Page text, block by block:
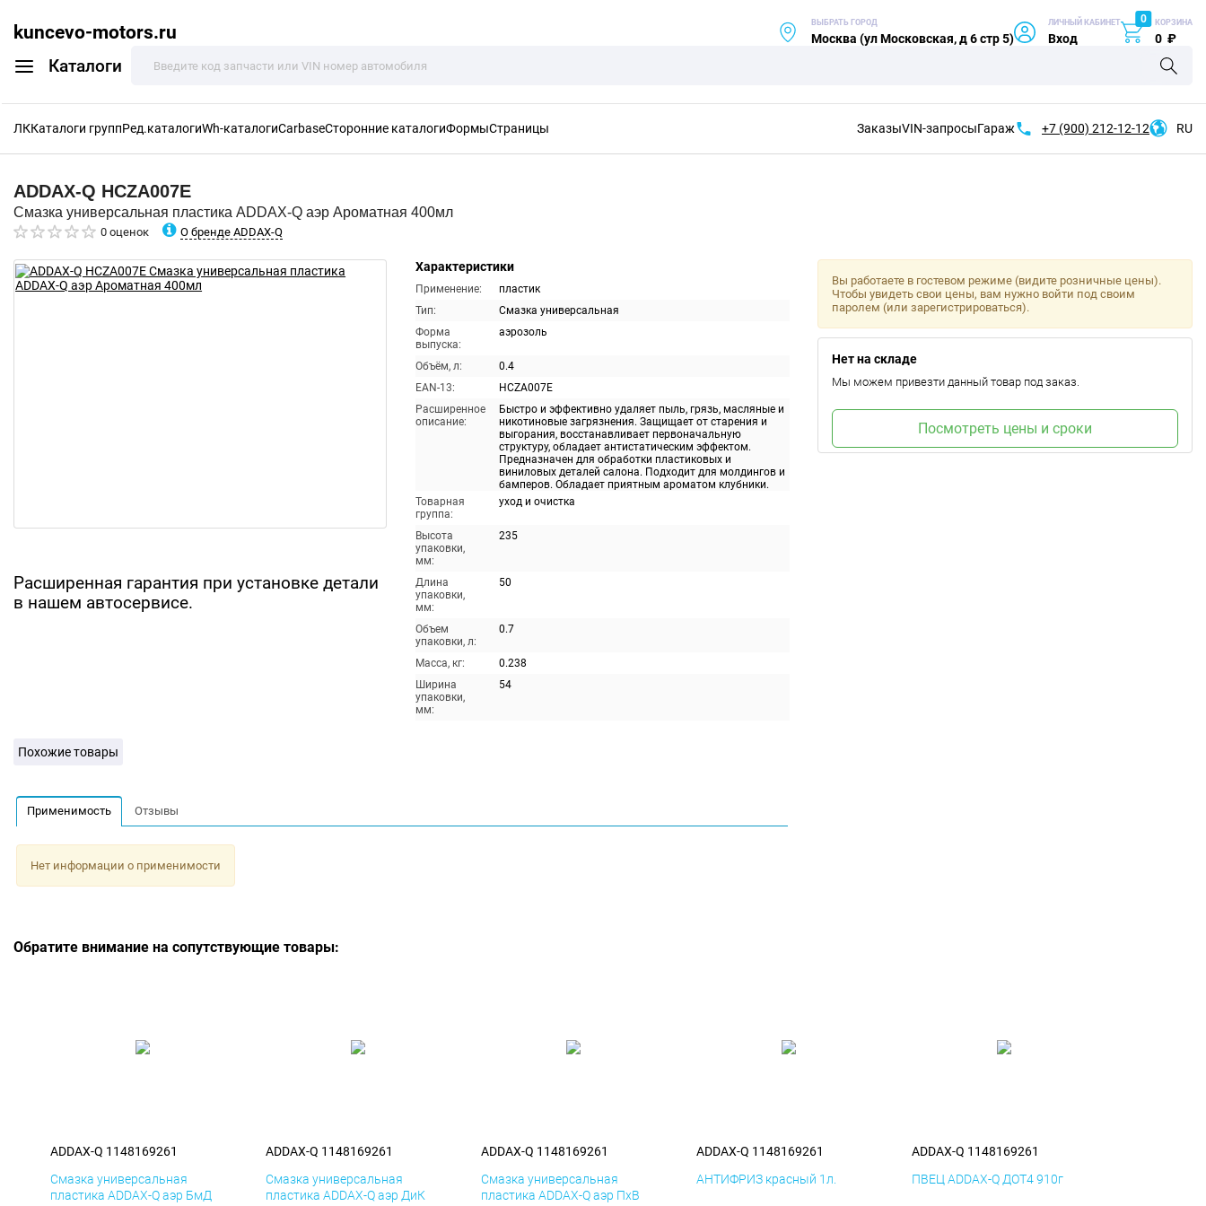
kuncevo-motors.ru
Каталоги
ВЫБРАТЬ ГОРОД
Москва (ул Московская, д 6 стр 5)
ЛИЧНЫЙ КАБИНЕТ
Вход
0 КОРЗИНА
0 ₽
ЛККаталоги группРед.каталогиWh-каталогиCarbaseСторонние каталогиФормыСтраницы ЗаказыVIN-запросыГараж +7 (900) 212-12-12 RU
ADDAX-Q HCZA007E
Смазка универсальная пластика ADDAX-Q аэр Ароматная 400мл
0 оценок О бренде ADDAX-Q
Расширенная гарантия при установке детали
в нашем автосервисе.
Характеристики
Применение:
пластик
Тип:
Смазка универсальная
Форма
выпуска:
аэрозоль
Объём, л:
0.4
EAN-13:
HCZA007E
Расширенное
описание:
Быстро и эффективно удаляет пыль, грязь, масляные и
никотиновые загрязнения. Защищает от старения и
выгорания, восстанавливает первоначальную
структуру, обладает антистатическим эффектом.
Предназначен для обработки пластиковых и
виниловых деталей салона. Подходит для молдингов и
бамперов. Обладает приятным ароматом клубники.
Товарная
группа:
уход и очистка
Высота
упаковки,
мм:
235
Длина
упаковки,
мм:
50
Объем
упаковки, л:
0.7
Масса, кг:
0.238
Ширина
упаковки,
мм:
54
Вы работаете в гостевом режиме (видите розничные цены).
Чтобы увидеть свои цены, вам нужно войти под своим
паролем (или зарегистрироваться).
Нет на складе
Мы можем привезти данный товар под заказ.
Посмотреть цены и сроки
Похожие товары
Применимость Отзывы
Нет информации о применимости
Обратите внимание на сопутствующие товары:
ADDAX-Q 1148169261
Смазка универсальная
пластика ADDAX-Q аэр БмД
ADDAX-Q 1148169261
Смазка универсальная
пластика ADDAX-Q аэр ДиК
ADDAX-Q 1148169261
Смазка универсальная
пластика ADDAX-Q аэр ПхВ
ADDAX-Q 1148169261
АНТИФРИЗ красный 1л.
ADDAX-Q 1148169261
ПВЕЦ ADDAX-Q ДОТ4 910г